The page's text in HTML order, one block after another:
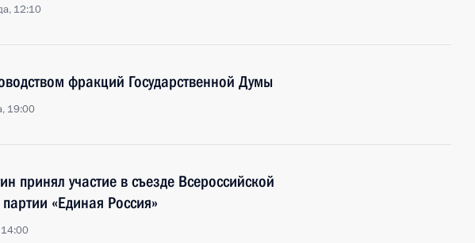
12:10
фракций Государственной Думы
19:00
принял участие в съезде Всероссийской
«Единая Россия»